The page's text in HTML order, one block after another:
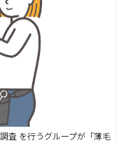
査 を行うグループが「薄毛